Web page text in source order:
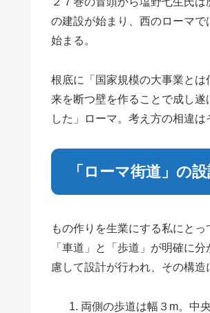
の建設が始まり、西のローマ
始まる。
根底に「国家規模の大事業と
来を断つ壁を作ることで成し
した」ローマ。考え方の相違
「ローマ街道」の
もの作りを生業にする私にと
「車道」と「歩道」が明確に
慮して設計が行われ、その構造
両側の歩道は幅３m。中